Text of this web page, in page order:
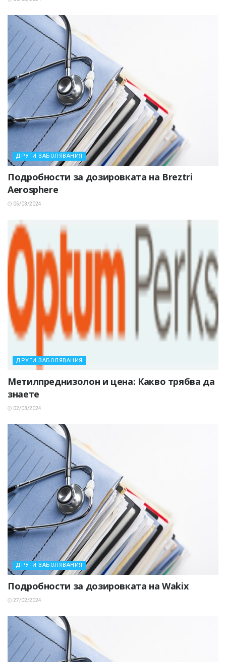
ДРУГИ ЗАБОЛЯВАНИЯ
Подробности за дозировката на Breztri
Aerosphere
05/03/2024
ДРУГИ ЗАБОЛЯВАНИЯ
Метилпреднизолон и цена: Какво трябва да
знаете
02/03/2024
ДРУГИ ЗАБОЛЯВАНИЯ
Подробности за дозировката на Wakix
27/02/2024